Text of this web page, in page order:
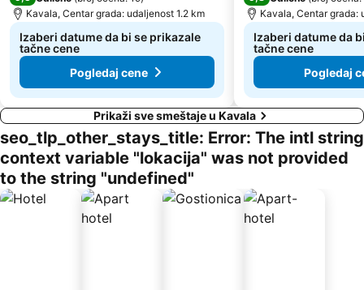
Kavala, Centar grada: udaljenost 1.2 km
Izaberi datume da bi se prikazale
tačne cene
Pogledaj cene
Kavala, Centar grada:
Izaberi datume da
tačne cene
Pogledaj
Prikaži sve smeštaje u Kavala
seo_tlp_other_stays_title: Error: The intl string
context variable "lokacija" was not provided
to the string "undefined"